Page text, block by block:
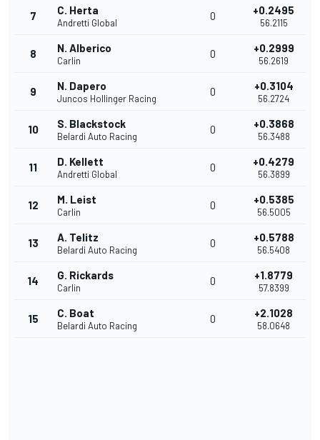
7 C. Herta
Andretti Global
0 +0.2495
56.2115
8 N. Alberico
Carlin
0 +0.2999
56.2619
9 N. Dapero
Juncos Hollinger Racing
0 +0.3104
56.2724
10 S. Blackstock
Belardi Auto Racing
0 +0.3868
56.3488
11 D. Kellett
Andretti Global
0 +0.4279
56.3899
12 M. Leist
Carlin
0 +0.5385
56.5005
13 A. Telitz
Belardi Auto Racing
0 +0.5788
56.5408
14 G. Rickards
Carlin
0 +1.8779
57.8399
15 C. Boat
Belardi Auto Racing
0 +2.1028
58.0648